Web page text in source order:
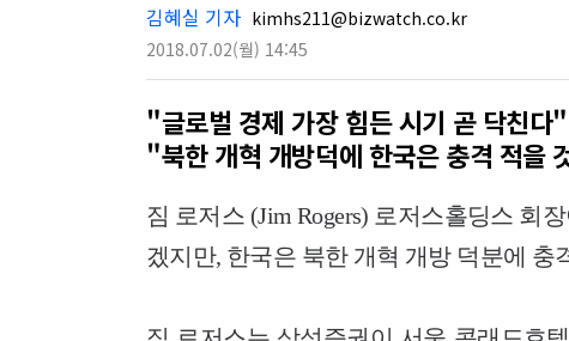
김혜실 기자 kimhs211@bizwatch.co.kr
2018.07.02(월) 14:45
"글로벌 경제 가장 힘든 시기 곧 닥친다"
"북한 개혁 개방덕에 한국은 충격 적을
짐 로저스 (Jim Rogers) 로저스홀딩스 회
겠지만, 한국은 북한 개혁 개방 덕분에